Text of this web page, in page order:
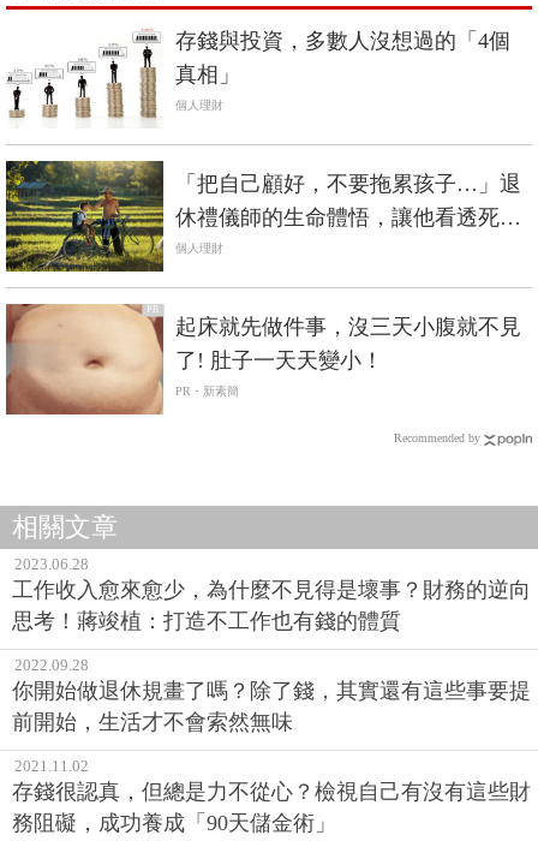
存錢與投資，多數人沒想過的「4個
真相」
個人理財
「把自己顧好，不要拖累孩子…」退
休禮儀師的生命體悟，讓他看透死
生，活出第三人生…
個人理財
PR
起床就先做件事，沒三天小腹就不見
了! 肚子一天天變小！
PR・新素簡
Recommended by
相關文章
2023.06.28
工作收入愈來愈少，為什麼不見得是壞事？財務的逆向
思考！蔣竣植：打造不工作也有錢的體質
2022.09.28
你開始做退休規畫了嗎？除了錢，其實還有這些事要提
前開始，生活才不會索然無味
2021.11.02
存錢很認真，但總是力不從心？檢視自己有沒有這些財
務阻礙，成功養成「90天儲金術」